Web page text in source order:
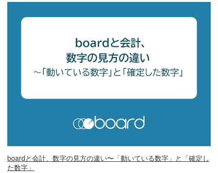
boardと会計、数字の見方の違い〜「動いている数字」と「確定し
た数字」